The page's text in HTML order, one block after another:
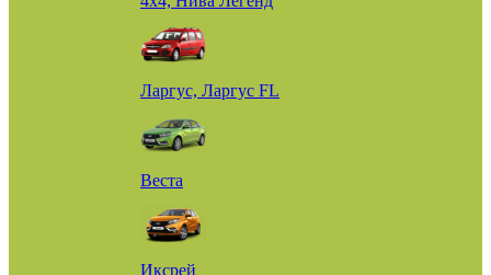
Ларгус, Ларгус FL
Веста
Иксрей